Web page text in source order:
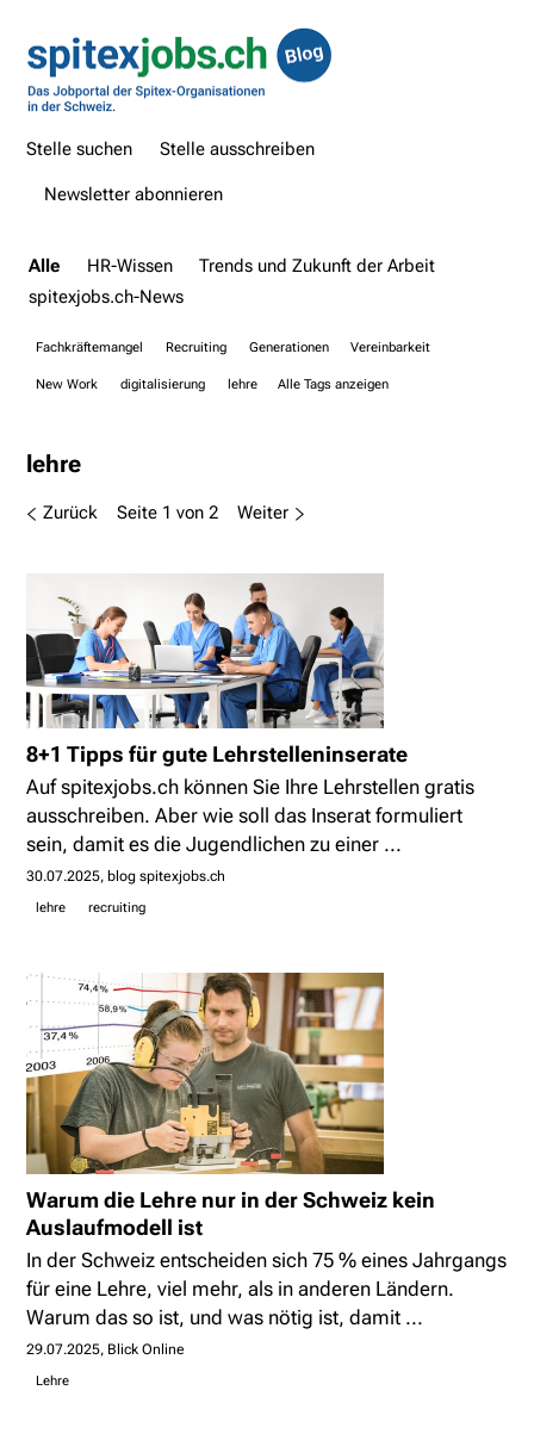
Stelle ausschreiben
Stelle suchen
Newsletter abonnieren
Alle HR-Wissen
Trends und Zukunft der Arbeit
spitexjobs.ch-News
Fachkräftemangel Recruiting Generationen Vereinbarkeit
New Work digitalisierung lehre Alle Tags anzeigen
lehre
ZurückSeite 1 von 2 Weiter
8+1 Tipps für gute Lehrstelleninserate
Auf spitexjobs.ch können Sie Ihre Lehrstellen gratis
ausschreiben. Aber wie soll das Inserat formuliert
sein, damit es die Jugendlichen zu einer ...
30.07.2025 blog spitexjobs.ch
lehre recruiting
Warum die Lehre nur in der Schweiz kein
Auslaufmodell ist
In der Schweiz entscheiden sich 75 % eines Jahrgangs
für eine Lehre, viel mehr, als in anderen Ländern.
Warum das so ist, und was nötig ist, damit ...
29.07.2025 Blick Online
Lehre